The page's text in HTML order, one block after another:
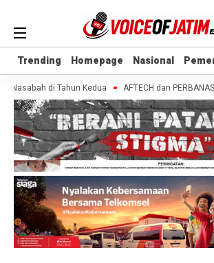
Trending Homepage Nasional
Trending Homepage Nasional
di Tahun Kedua AFTECH dan